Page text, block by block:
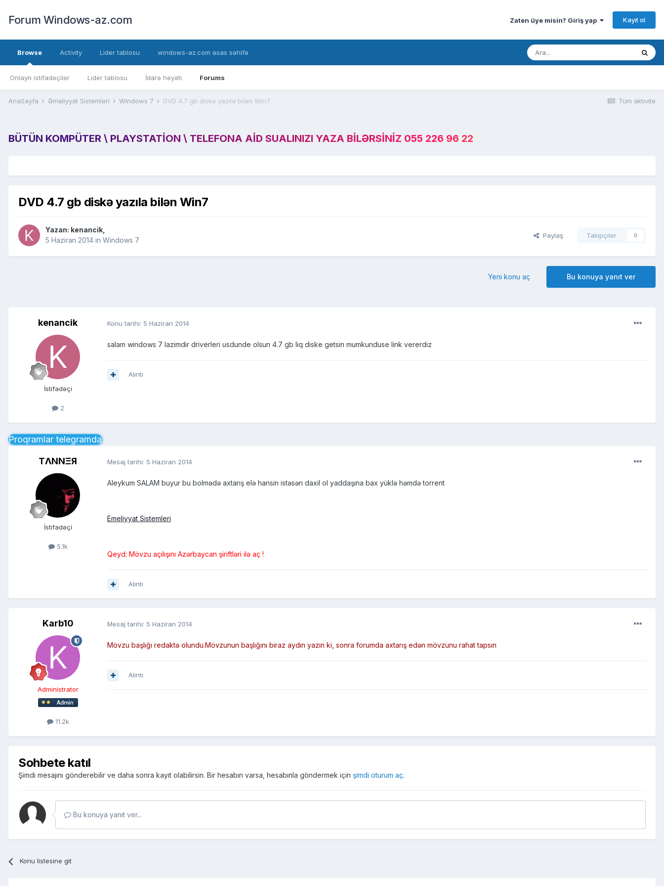
Forum Windows-az.com Zaten üye misin? Giriş yap Kayıt ol
Browse
Onlayn istifadəçilər Lider tablosu İdarə heyəti Forums
Activity Lider tablosu windows-az.com əsas səhifə
Tüm aktivite
AnaSayfa Əməliyyat Sistemləri Windows 7 DVD 4.7 gb diskə yazıla bilən Win7
BÜTÜN KOMPÜTER \ PLAYSTATION \ TELEFONA AID SUALINIZI YAZA BILƏRSINIZ 055 226 96 22
DVD 4.7 gb diskə yazıla bilən Win7
Yazan: kenancik
5 Haziran 2014 in Windows 7
Paylaş Takipçiler 0
Bu konuya yanıt ver
Yeni konu aç
kenancik
İstifadəçi
2
Konu tarihi: 5 Haziran 2014
salam windows 7 lazimdir driverleri usdunde olsun 4.7 gb liq diske getsin mumkunduse link vererdiz
Alıntı
Proqramlar telegramda
TΛNNΞЯ
İstifadəçi
5.1k
Mesaj tarihi: 5 Haziran 2014
Aleykum SALAM buyur bu bolmədə axtarış elə hansin istəsən daxil ol yaddaşına bax yüklə həmdə torrent
Emeliyyat Sistemleri
Qeyd: Mövzu açılışını Azərbaycan şiriftləri ilə aç !
Alıntı
Karb10
Administrator
11.2k
Mesaj tarihi: 5 Haziran 2014
Mövzu başlığı redaktə olundu.Mövzunun başlığını biraz aydın yazın ki, sonra forumda axtarış edən mövzunu rahat tapsın
Alıntı
Sohbete katıl
Şimdi mesajını gönderebilir ve daha sonra kayıt olabilirsin. Bir hesabın varsa, hesabınla göndermek için şimdi oturum aç.
Bu konuya yanıt ver...
Konu listesine git